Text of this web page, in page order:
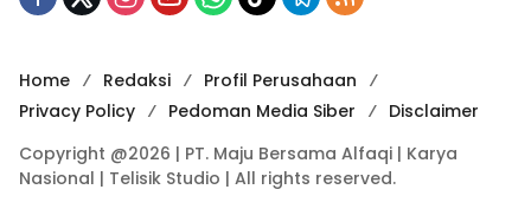
Home Redaksi
Profil Perusahaan
Privacy Policy
Pedoman Media Siber
Disclaimer
Copyright @2026 | PT. Maju Bersama Alfaqi | Karya
Nasional | Telisik Studio | All rights reserved.